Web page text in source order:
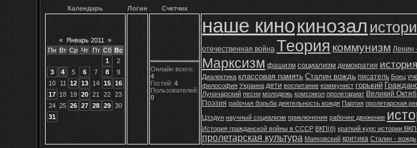
Календарь Логин Счетчик
« Январь 2011
»
Пн Вт Ср Чт Пт Сб Вс
1
2
3
4 5 6 7 8
9
10
11 12 13 14 15 16
17 18 19 20 21 22 23
24 25 26 27 28 29 30
31
Онлайн всего:
4
Гостей: 4
Пользователей:
0
наше кинокинозал
отечественная война Теориякоммунизм Ленин
Марксизм фашизм социализм демократия
Диалектика классовая память Сталин вождь писатель Боец
философия Украина дети воспитание коммунист горький
Луначарский песни молодежь комсомол пролетариат Великий
Поэзия рабочая борьба деятельность вождя Партия пролетарская
Цзэдун научный социализм приключения рабочее движение
История гражданской войны в СССР ВКП(б) краткий курс истории
пролетарская культура Маяковский критика Сталин - вождь